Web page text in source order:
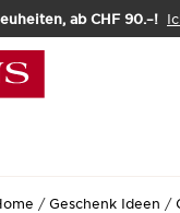
ab CHF 90.–!
Geschenk Ideen